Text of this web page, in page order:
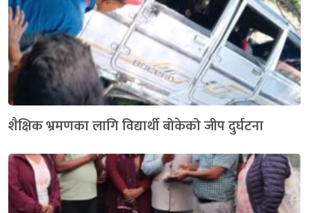
शैक्षिक भ्रमणका लागि विद्यार्थी बोकेको जीप दुर्घटना